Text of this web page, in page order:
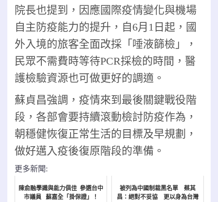
院長也提到，因應國際疫情變化與機場
自主防疫能力的提升，自6月1日起，國
外入境的旅客全面改採「唾液篩檢」，
民眾不需費時等待PCR採檢的時間，醫
護檢驗資源也可做更好的調適。
蘇貞昌強調，疫情來到最後關鍵戰役階
段，各部會要持續滾動檢討防疫作為，
朝穩健恢復正常生活的目標及早規劃，
做好邁入疫後復原階段的準備。
更多新聞:
陳俞融學識與能力俱佳 參選台中
市議員 蘇嘉全「掛保證」！
被列為中國制裁黑名單 蔡其
昌：絕對不妥協 更以身為台灣